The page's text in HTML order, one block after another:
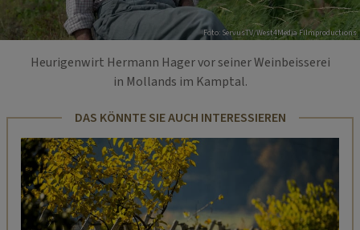
Foto: ServusTV/West4Media Filmproductions
Heurigenwirt Hermann Hager vor seiner Weinbeisserei
in Mollands im Kamptal.
DAS KÖNNTE SIE AUCH INTERESSIEREN